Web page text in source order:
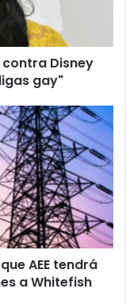
Disney
gay"
AEE tendrá
a Whitefish